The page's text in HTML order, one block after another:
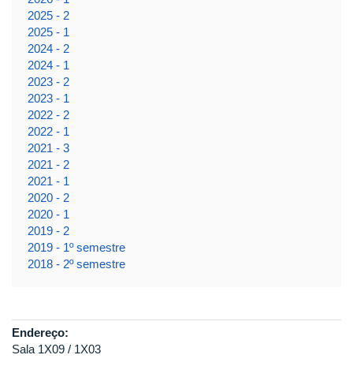
2025 - 2
2025 - 1
2024 - 2
2024 - 1
2023 - 2
2023 - 1
2022 - 2
2022 - 1
2021 - 3
2021 - 2
2021 - 1
2020 - 2
2020 - 1
2019 - 2
2019 - 1º semestre
2018 - 2º semestre
Endereço:
Sala 1X09 / 1X03